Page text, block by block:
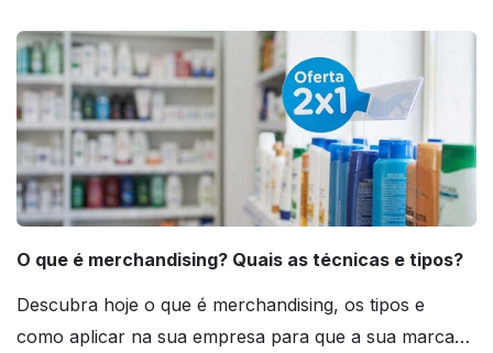
O que é merchandising? Quais as técnicas e tipos?
Descubra hoje o que é merchandising, os tipos e
como aplicar na sua empresa para que a sua marca